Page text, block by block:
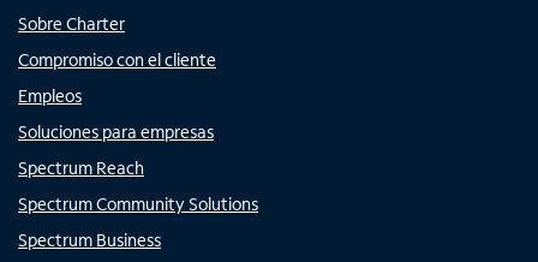
Sobre Charter
Compromiso con el cliente
Empleos
Soluciones para empresas
Spectrum Reach
Spectrum Community Solutions
Spectrum Business